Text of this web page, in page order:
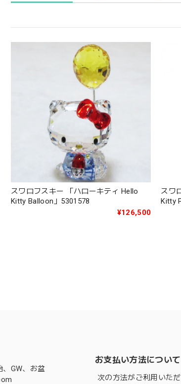
スワロフスキー 「ハローキティ Hello
Kitty Balloon」5301578
¥126,500
スワ
Kitty
GW、お盆
お支払い方法について
次の方法がご利用いただ